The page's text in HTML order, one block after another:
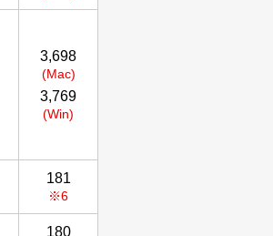
3,698
(Mac)
3,769
(Win)
181
※6
180